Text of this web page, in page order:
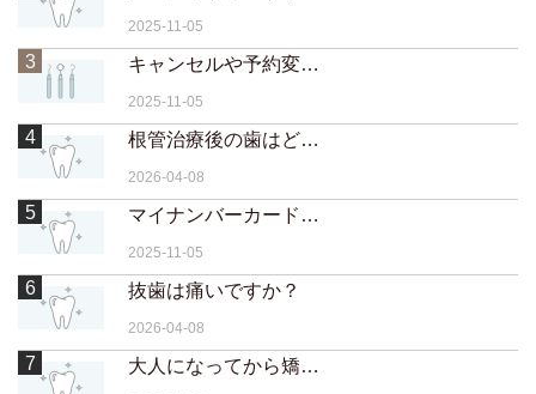
2025-11-05
3 キャンセルや予約変更はいつまでに連絡すればいいですか？
2025-11-05
4 根管治療後の歯はどのくらい持ちますか？
2026-04-08
5 マイナンバーカードの保険証でも取り扱えますか？
2025-11-05
6 抜歯は痛いですか？
2026-04-08
7 大人になってから矯正するメリットは？